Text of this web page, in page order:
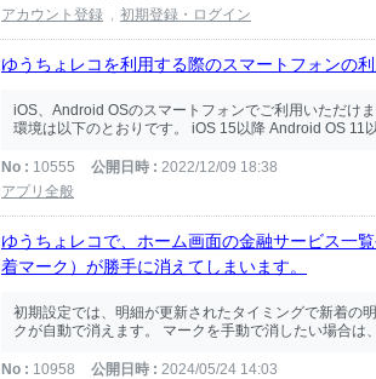
アカウント登録
初期登録・ログイン
ゆうちょレコを利用する際のスマートフォンの
iOS、Android OSのスマートフォンでご利用いただけ
環境は以下のとおりです。 iOS 15以降 Android OS 11
No 10555 公開日時
2022/12/09 18:38
アプリ全般
ゆうちょレコで、ホーム画面の金融サービス一
着マーク）が勝手に消えてしまいます。
初期設定では、明細が更新されたタイミングで新着の
クが自動で消えます。 マークを手動で消したい場合は
No 10958 公開日時
2024/05/24 14:03